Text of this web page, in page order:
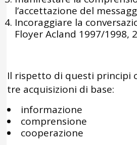
l’accettazione del
Incoraggiare la
Floyer Acland 1997/1998,
Il rispetto di questi principi
tre acquisizioni di base:
informazione
comprensione
cooperazione